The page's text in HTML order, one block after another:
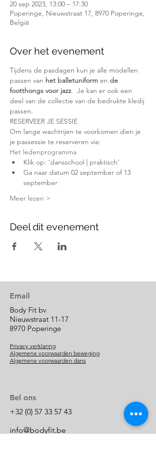
20 sep 2023, 13:00 – 17:30
Poperinge, Nieuwstraat 17, 8970 Poperinge,
België
Over het evenement
Tijdens de pasdagen kun je alle modellen
passen van het balletuniform en de
footthongs voor jazz.  Je kan er ook een
deel van de collectie van de bedrukte kledij
passen.
RESERVEER JE SESSIE
Om lange wachtrijen te voorkomen dien je
je passessie te reserveren via:
Het ledenprogramma
Klik op: ‘dansschool | praktisch'
Ga naar datum 02 september of 13
september
Meer lezen >
Deel dit evenement
Email
Body Fit bv
Nieuwstraat 11-17
8970 Poperinge
Privacy verklaring
Algemene voorwaarden beweging
Algemene voorwaarden dans
Bel ons
+32 (0) 57 33 57 43
info@bodyfit.be